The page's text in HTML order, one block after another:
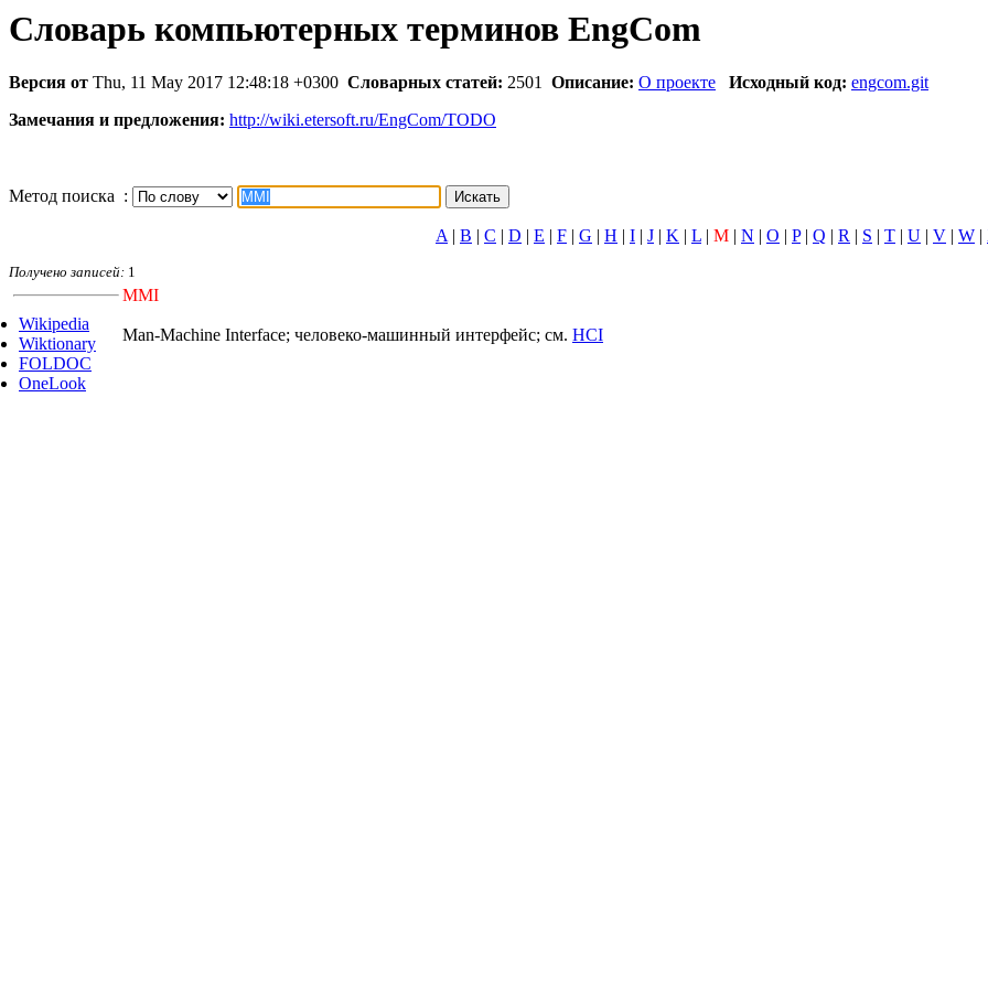
Словарь компьютерных терминов EngCom
Версия от Thu, 11 May 2017 12:48:18 +0300 Словарных статей: 2501 Описание: О проекте Исходный код: engcom.git
Замечания и предложения: http://wiki.etersoft.ru/EngCom/TODO
Метод поиска :
A| B | C | D | E | F | G | H | I | J | K | L | M | N | O | P| Q | R | S | T | U | V | W |
Получено записей: 1
Wikipedia
Wiktionary
FOLDOC
OneLook
MMI
Man-Machine Interface; человеко-машинный интерфейс; см. HCI